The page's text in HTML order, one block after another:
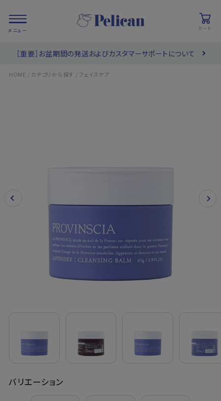
カート
定期購入
よくあるご質問
会員登録でお得
［重要］お盆期間の発送およびカスタマーサポートについて
HOME / カテゴリから探す / フェイスケア
バリエーション